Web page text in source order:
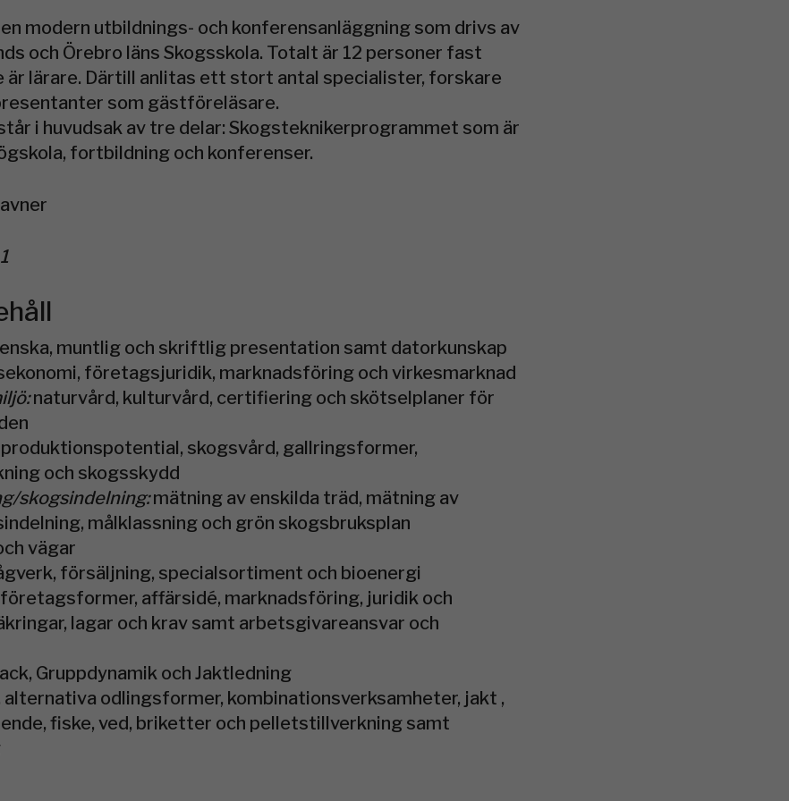
modern utbildnings- och konferensanläggning som drivs av
och Örebro läns Skogsskola. Totalt är 12 personer fast
är lärare. Därtill anlitas ett stort antal specialister, forskare
som gästföreläsare.
i huvudsak av tre delar: Skogsteknikerprogrammet som är
fortbildning och konferenser.
muntlig och skriftlig presentation samt datorkunskap
företagsjuridik, marknadsföring och virkesmarknad
naturvård, kulturvård, certifiering och skötselplaner för
skogsvård, gallringsformer,
och skogsskydd
skogsindelning:mätning av enskilda träd, mätning av
målklassning och grön skogsbruksplan
vägar
försäljning, specialsortiment och bioenergi
företagsformer, affärsidé, marknadsföring, juridik och
lagar och krav samt arbetsgivareansvar och
Gruppdynamik och Jaktledning
odlingsformer, kombinationsverksamheter, jakt ,
fiske, ved, briketter och pelletstillverkning samt